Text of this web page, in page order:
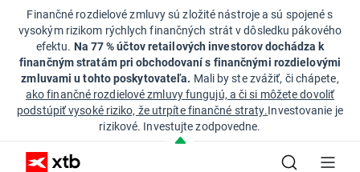
Finančné rozdielové zmluvy sú zložité nástroje a sú spojené s
vysokým rizikom rýchlych finančných strát v dôsledku pákového
efektu. Na 77 % účtov retailových investorov dochádza k
finančným stratám pri obchodovaní s finančnými rozdielovými
zmluvami u tohto poskytovateľa. Mali by ste zvážiť, či chápete,
ako finančné rozdielové zmluvy fungujú, a či si môžete dovoliť
podstúpiť vysoké riziko, že utrpíte finančné straty.Investovanie je
rizikové. Investujte zodpovedne.